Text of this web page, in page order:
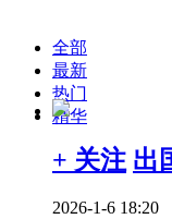
全部
最新
热门
精华
+ 关注 出
2026-1-6 18:20